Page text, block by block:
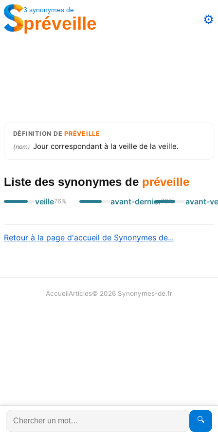
3 synonymes de
préveille ⚙️
DÉFINITION DEPRÉVEILLE
(nom) Jour correspondant à la veille de la veille.
Liste des synonymes de préveille
veille76% avant-dernier73% avant-
Retour à la page d'accueil de Synonymes de...
🔍
AccueilArticles© 2026 Synonymes-de.fr